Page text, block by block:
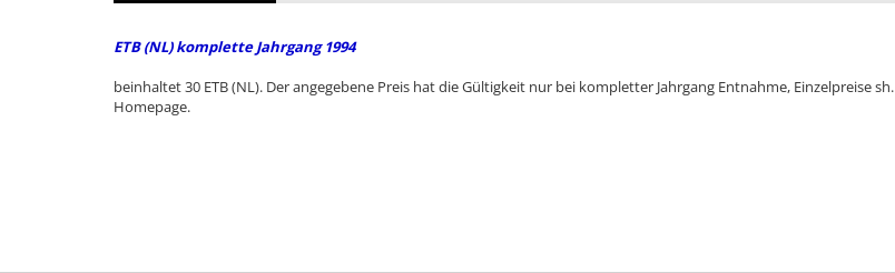
ETB (NL) komplette Jahrgang 1994
beinhaltet 30 ETB (NL). Der angegebene Preis hat die Gültigkeit nur bei kompletter Jahrgang Entnahme, Einzelpreise sh.
Homepage.